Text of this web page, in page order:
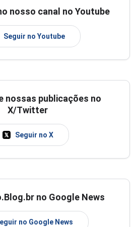
nosso canal no Youtube
Seguir no Youtube
nossas publicações no
X/Twitter
Seguir no X
no Google News
no Google News